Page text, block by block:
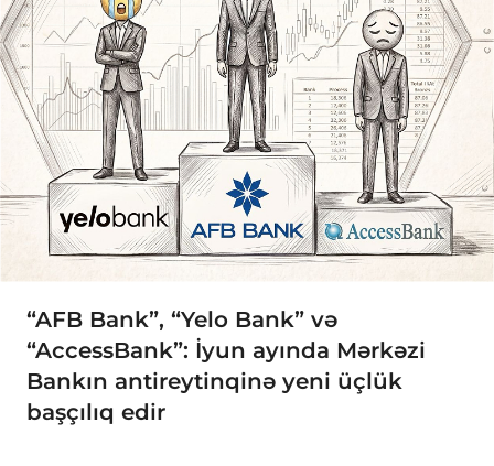
“AFB Bank”, “Yelo Bank” və
“AccessBank”: İyun ayında Mərkəzi
Bankın antireytinqinə yeni üçlük
başçılıq edir